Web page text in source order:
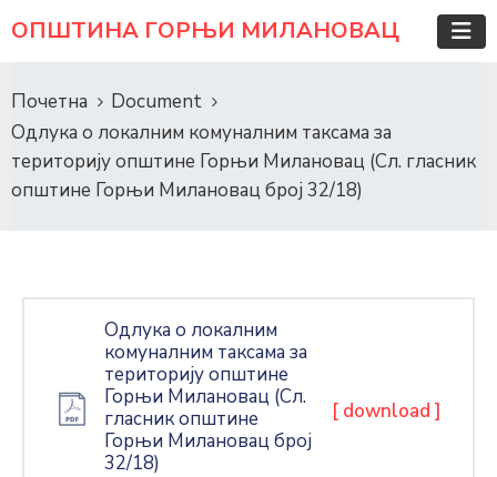
ОПШТИНА ГОРЊИ МИЛАНОВАЦ
Почетна
Document
Одлука о локалним комуналним таксама за
територију општине Горњи Милановац (Сл. гласник
општине Горњи Милановац број 32/18)
Одлука о локалним
комуналним таксама за
територију општине
Горњи Милановац (Сл.
гласник општине
Горњи Милановац број
32/18)
[ download ]